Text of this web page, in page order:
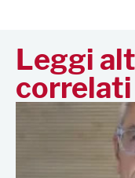
Leggi
correlati